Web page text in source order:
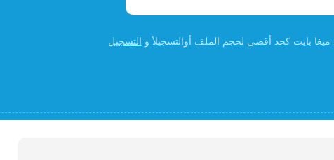
التسجيل